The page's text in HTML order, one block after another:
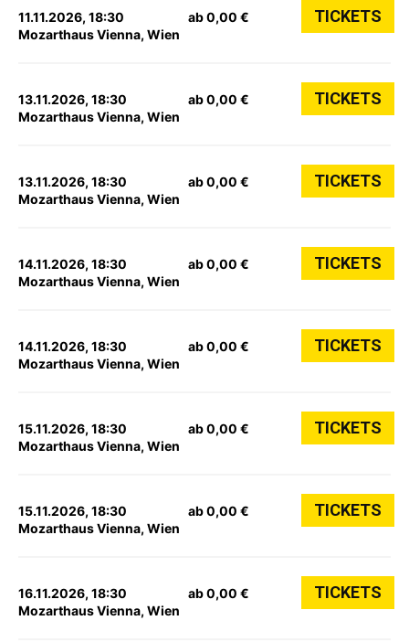
11.11.2026, 18:30
Mozarthaus Vienna, Wien
ab 0,00 € TICKETS
13.11.2026, 18:30
Mozarthaus Vienna, Wien
ab 0,00 € TICKETS
13.11.2026, 18:30
Mozarthaus Vienna, Wien
ab 0,00 € TICKETS
14.11.2026, 18:30
Mozarthaus Vienna, Wien
ab 0,00 € TICKETS
14.11.2026, 18:30
Mozarthaus Vienna, Wien
ab 0,00 € TICKETS
15.11.2026, 18:30
Mozarthaus Vienna, Wien
ab 0,00 € TICKETS
15.11.2026, 18:30
Mozarthaus Vienna, Wien
ab 0,00 € TICKETS
16.11.2026, 18:30
Mozarthaus Vienna, Wien
ab 0,00 € TICKETS